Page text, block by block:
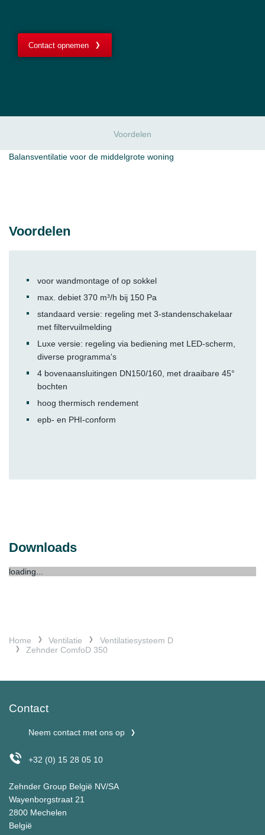
Contact opnemen
Voordelen
Balansventilatie voor de middelgrote woning
Voordelen
voor wandmontage of op sokkel
max. debiet 370 m³/h bij 150 Pa
standaard versie: regeling met 3-standenschakelaar
met filtervuilmelding
Luxe versie: regeling via bediening met LED-scherm,
diverse programma's
4 bovenaansluitingen DN150/160, met draaibare 45°
bochten
hoog thermisch rendement
epb- en PHI-conform
Downloads
loading...
Home Ventilatie
Ventilatiesysteem D
Zehnder ComfoD 350
Contact
Neem contact met ons op
+32 (0) 15 28 05 10
Zehnder Group België NV/SA
Wayenborgstraat 21
2800 Mechelen
België